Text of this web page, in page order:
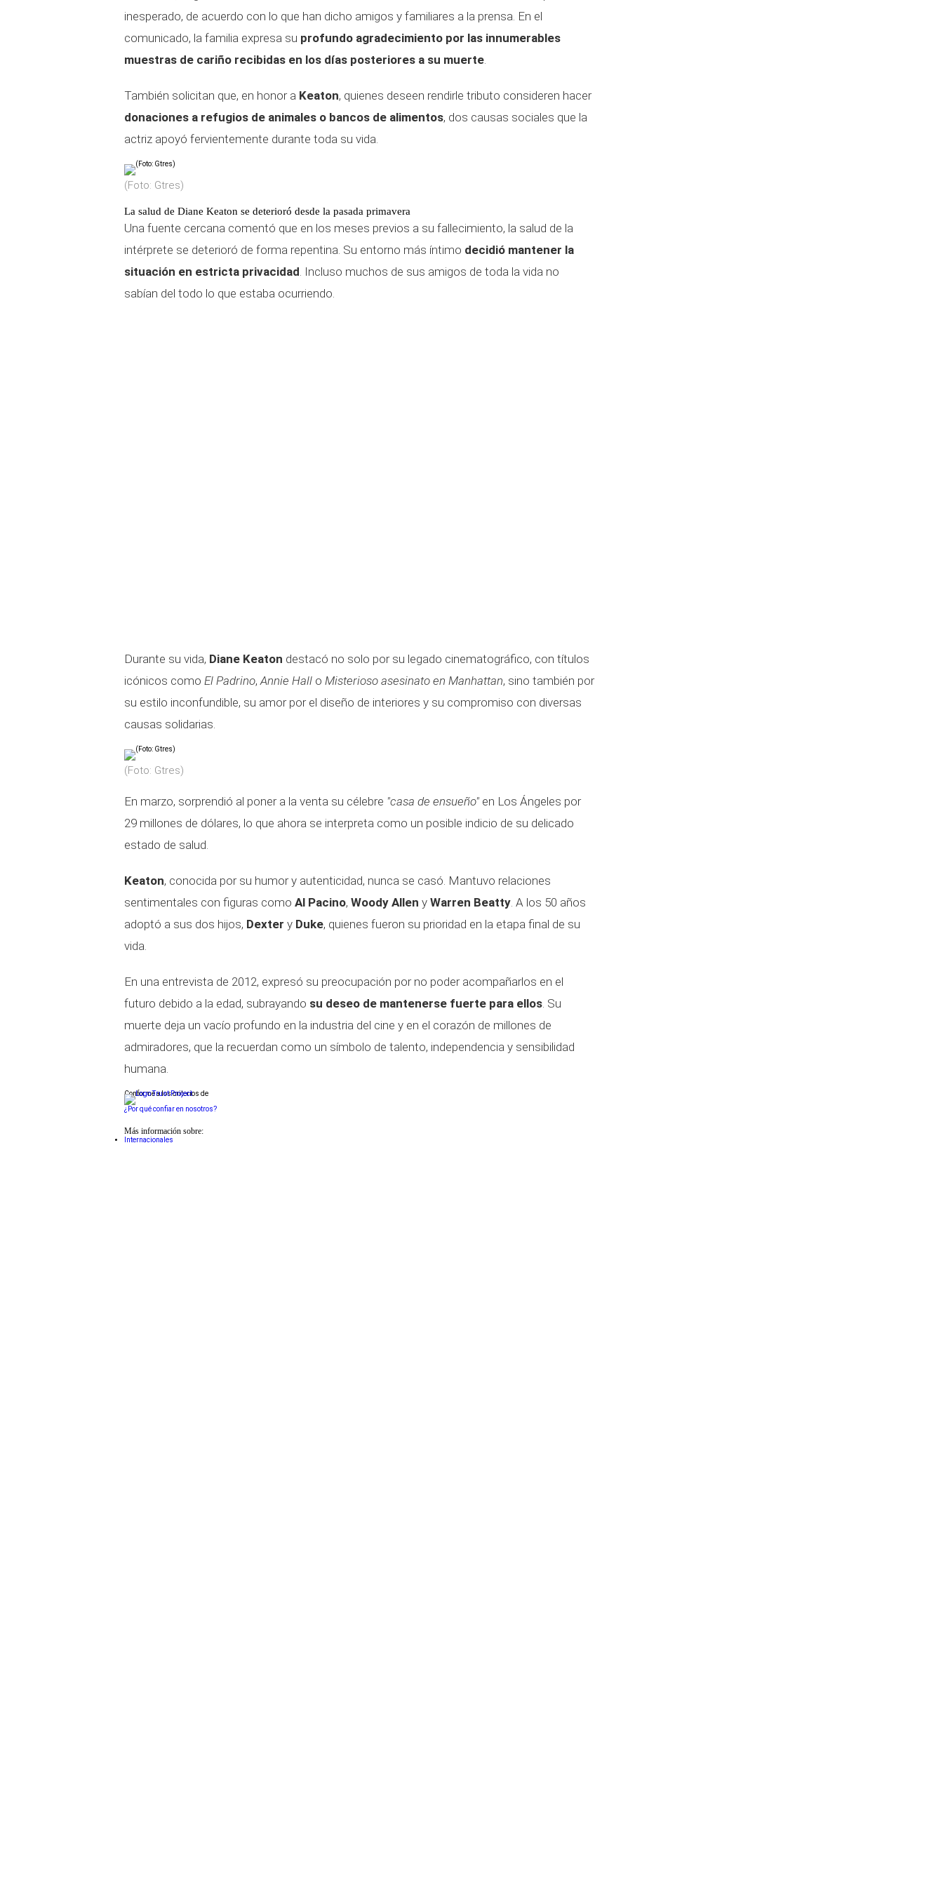
inesperado, de acuerdo con lo que han dicho amigos y familiares a la prensa. En el
comunicado, la familia expresa su profundo agradecimiento por las innumerables
muestras de cariño recibidas en los días posteriores a su muerte.
También solicitan que, en honor a Keaton, quienes deseen rendirle tributo consideren hacer
donaciones a refugios de animales o bancos de alimentos, dos causas sociales que la
actriz apoyó fervientemente durante toda su vida.
(Foto: Gtres)
La salud de Diane Keaton se deterioró desde la pasada primavera
Una fuente cercana comentó que en los meses previos a su fallecimiento, la salud de la
intérprete se deterioró de forma repentina. Su entorno más íntimo decidió mantener la
situación en estricta privacidad. Incluso muchos de sus amigos de toda la vida no
sabían del todo lo que estaba ocurriendo.
Durante su vida, Diane Keaton destacó no solo por su legado cinematográfico, con títulos
icónicos como El Padrino,Annie Hall o Misterioso asesinato en Manhattan, sino también por
su estilo inconfundible, su amor por el diseño de interiores y su compromiso con diversas
causas solidarias.
(Foto: Gtres)
En marzo, sorprendió al poner a la venta su célebre "casa de ensueño" en Los Ángeles por
29 millones de dólares, lo que ahora se interpreta como un posible indicio de su delicado
estado de salud.
Keaton, conocida por su humor y autenticidad, nunca se casó. Mantuvo relaciones
sentimentales con figuras como Al Pacino, Woody Allen y Warren Beatty. A los 50 años
adoptó a sus dos hijos, Dexter y Duke, quienes fueron su prioridad en la etapa final de su
vida.
En una entrevista de 2012, expresó su preocupación por no poder acompañarlos en el
futuro debido a la edad, subrayando su deseo de mantenerse fuerte para ellos. Su
muerte deja un vacío profundo en la industria del cine y en el corazón de millones de
admiradores, que la recuerdan como un símbolo de talento, independencia y sensibilidad
humana.
Conforme a los criterios de
¿Por qué confiar en nosotros?
Más información sobre:
Internacionales